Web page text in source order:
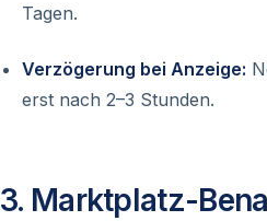
Tagen.
Verzögerung bei Anzeige:
erst nach 2–3 Stunden.
3. Marktplatz-